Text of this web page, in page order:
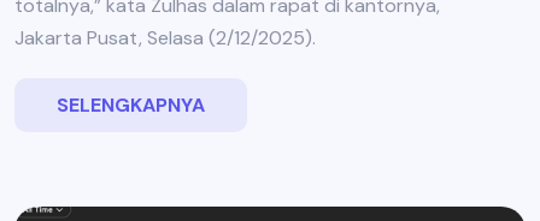
totalnya,” kata Zulhas dalam rapat di kantornya,
Jakarta Pusat, Selasa (2/12/2025).
SELENGKAPNYA